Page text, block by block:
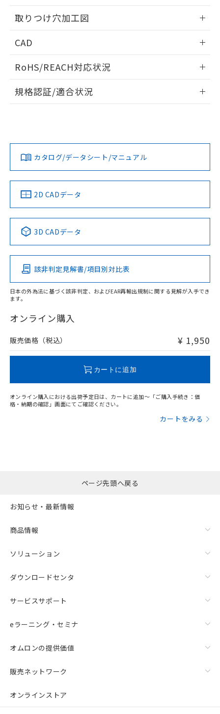
取りつけ穴加工図
CAD
ドすることができます。
ログイン/会員登録
ダウンロードデータをご利用いただく前に、以下を必ずお読
みください。
ソフトウェアの使用条件
RoHS/REACH対応状況
EU RoHS 注意事項・凡例
対応済み
中国 RoHS 注意事項・凡例
Pb Hg Cd Cr(VI)
O
在庫等で未対応品が混在する可能性があります。
問い合わせください。
規格認証/適合状況
LR型式承認
（イギリス
船舶規格）
DNV型式承認
（ノルウェー
BV型式承認
（フランス
KR型式
（韓国
No No No No
この製品の規格認証/適合状況ページへ
その他の認証はこちらのページからご検索ください
カタログ/データシート/マニュアル
2D CADデータ
3D CADデータ
該非判定見解書/項目別対比表
日本の外為法に基づく該非判定、およびEAR再輸出規制に関する見解が入手でき
ます。
オンライン購入
販売価格（税込） ¥ 1,950
カートに追加
オンライン購入における出荷予定日は、カートに追加～「ご購入手続き：価
格・納期の確認」画面にてご確認ください。
カートをみる
の共同利用に関して"
用者の範囲」に記載されている法人を
EU RoHS指令（10物質）の非含有証明書
51物質の非含有証明書（当社基準）
※本証明書は発行日時点で非含有を証明す
物質の対応では、対応完了までの期間は出
荷製品に未対応品が混在することから備考
欄に対応日を記載しておりました。
既に当社にて対応品への在庫切替を完了
ページ先頭へ戻る
お知らせ・最新情報
商品情報
ソリューション
ダウンロードセンタ
サービスサポート
eラーニング・セミナ
オムロンの提供価値
販売ネットワーク
オンラインストア